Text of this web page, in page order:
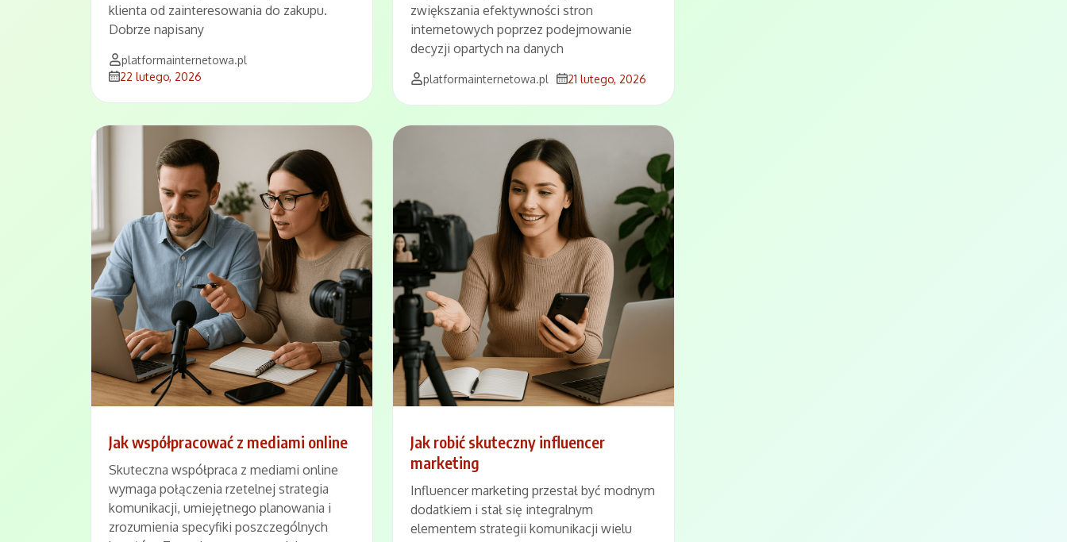
klienta od zainteresowania do zakupu.
Dobrze napisany
platformainternetowa.pl
22 lutego, 2026
zwiększania efektywności stron
internetowych poprzez podejmowanie
decyzji opartych na danych
platformainternetowa.pl 21 lutego, 2026
Jak współpracować z mediami online
Skuteczna współpraca z mediami online
wymaga połączenia rzetelnej strategia
komunikacji, umiejętnego planowania i
zrozumienia specyfiki poszczególnych
Jak robić skuteczny influencer
marketing
Influencer marketing przestał być modnym
dodatkiem i stał się integralnym
elementem strategii komunikacji wielu